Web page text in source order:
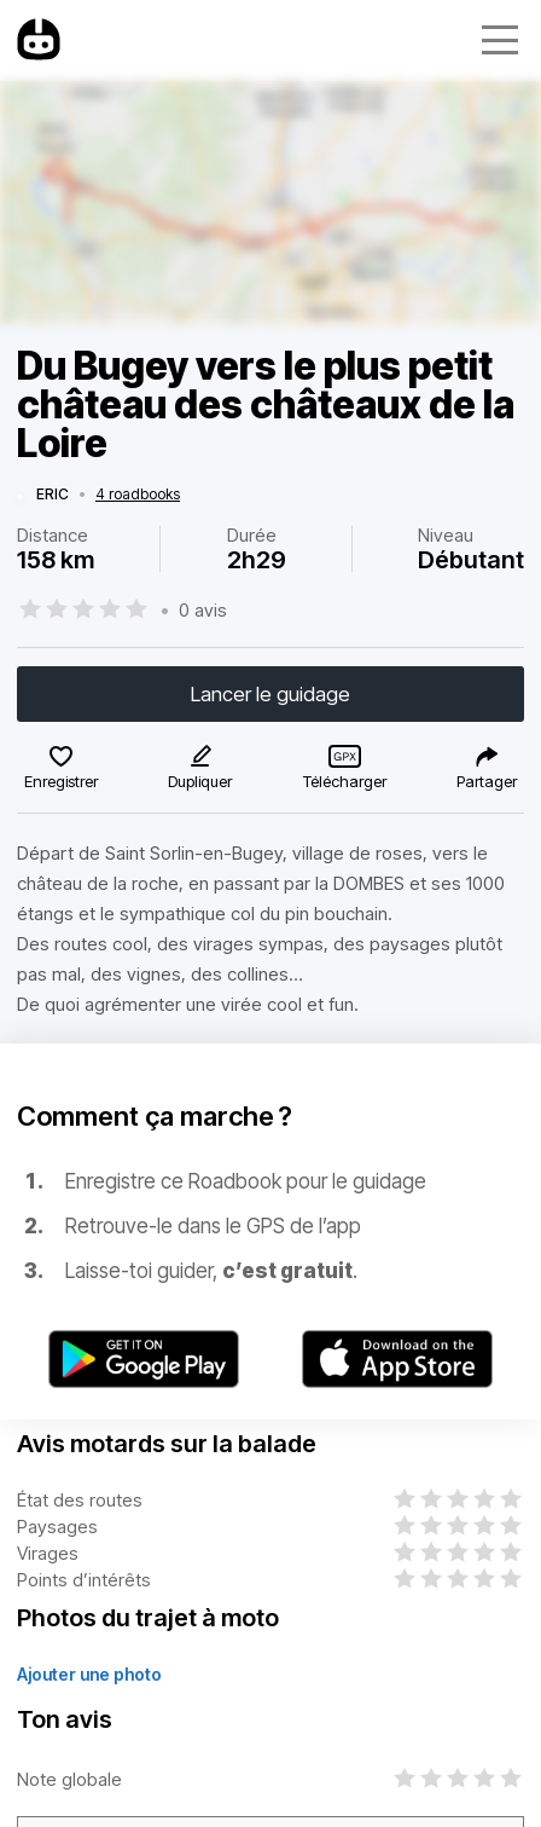
Du Bugey vers le plus petit
château des châteaux de la
Loire
ERIC • 4 roadbooks
Distance
158 km
Durée
2h29
Niveau
Débutant
• 0 avis
Lancer le guidage
Enregistrer Dupliquer Télécharger Partager
Départ de Saint Sorlin-en-Bugey, village de roses, vers le
château de la roche, en passant par la DOMBES et ses 1000
étangs et le sympathique col du pin bouchain.
Des routes cool, des virages sympas, des paysages plutôt
pas mal, des vignes, des collines…
De quoi agrémenter une virée cool et fun.
Comment ça marche ?
Enregistre ce Roadbook pour le guidage
Retrouve-le dans le GPS de l’app
Laisse-toi guider, c’est gratuit.
Avis motards sur la balade
État des routes
Paysages
Virages
Points d’intérêts
Photos du trajet à moto
Ajouter une photo
Ton avis
Note globale